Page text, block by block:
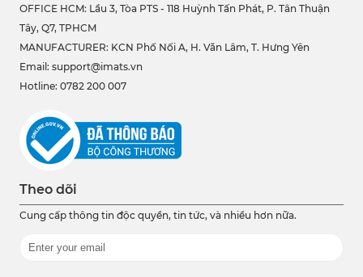
OFFICE HCM: Lầu 3, Tòa PTS - 118 Huỳnh Tấn Phát, P. Tân Thuận
Tây, Q7, TPHCM
MANUFACTURER: KCN Phố Nối A, H. Văn Lâm, T. Hưng Yên
Email: support@imats.vn
Hotline: 0782 200 007
Theo dõi
Cung cấp thông tin độc quyền, tin tức, và nhiều hơn nữa.